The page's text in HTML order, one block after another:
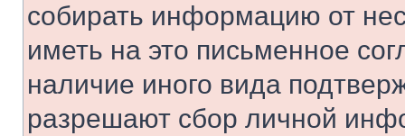
собирать информацию от
иметь на это письменное
наличие иного вида
разрешают сбор личной